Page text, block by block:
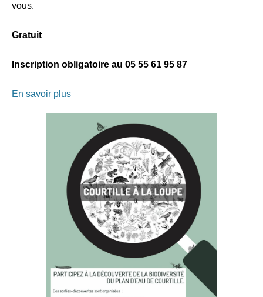
vous.
Gratuit
Inscription obligatoire au 05 55 61 95 87
En savoir plus